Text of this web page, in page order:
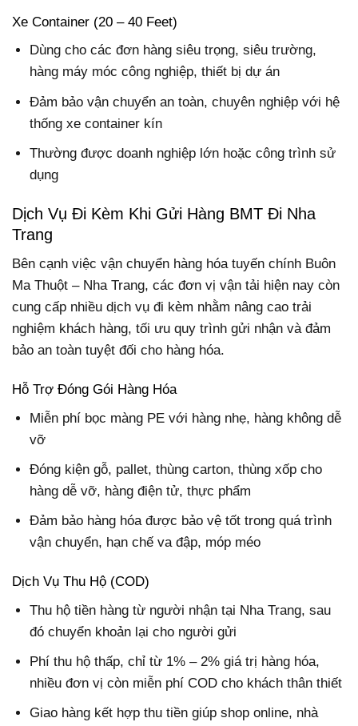
Xe Container (20 – 40 Feet)
Dùng cho các đơn hàng siêu trọng, siêu trường,
hàng máy móc công nghiệp, thiết bị dự án
Đảm bảo vận chuyển an toàn, chuyên nghiệp với hệ
thống xe container kín
Thường được doanh nghiệp lớn hoặc công trình sử
dụng
Dịch Vụ Đi Kèm Khi Gửi Hàng BMT Đi Nha
Trang
Bên cạnh việc vận chuyển hàng hóa tuyến chính Buôn
Ma Thuột – Nha Trang, các đơn vị vận tải hiện nay còn
cung cấp nhiều dịch vụ đi kèm nhằm nâng cao trải
nghiệm khách hàng, tối ưu quy trình gửi nhận và đảm
bảo an toàn tuyệt đối cho hàng hóa.
Hỗ Trợ Đóng Gói Hàng Hóa
Miễn phí bọc màng PE với hàng nhẹ, hàng không dễ
vỡ
Đóng kiện gỗ, pallet, thùng carton, thùng xốp cho
hàng dễ vỡ, hàng điện tử, thực phẩm
Đảm bảo hàng hóa được bảo vệ tốt trong quá trình
vận chuyển, hạn chế va đập, móp méo
Dịch Vụ Thu Hộ (COD)
Thu hộ tiền hàng từ người nhận tại Nha Trang, sau
đó chuyển khoản lại cho người gửi
Phí thu hộ thấp, chỉ từ 1% – 2% giá trị hàng hóa,
nhiều đơn vị còn miễn phí COD cho khách thân thiết
Giao hàng kết hợp thu tiền giúp shop online, nhà